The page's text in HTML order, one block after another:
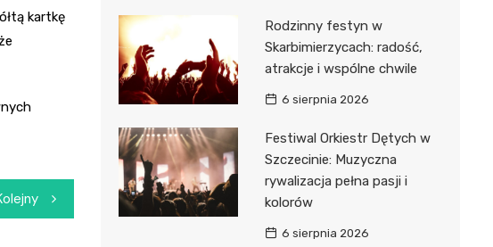
kartkę
Rodzinny festyn w
Skarbimierzycach: radość,
atrakcje i wspólne chwile
6 sierpnia 2026
Festiwal Orkiestr Dętych w
Szczecinie: Muzyczna
rywalizacja pełna pasji i
kolorów
6 sierpnia 2026